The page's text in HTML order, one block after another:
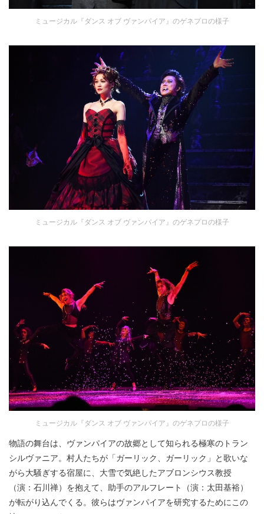
ミュージカル『ダンス オブ ヴァンパイア』のゲネプロの様子
ミュージカル『ダンス オブ ヴァンパイア』のゲネプロの様子
ミュージカル『ダンス オブ ヴァンパイア』のゲネプロの様子
物語の舞台は、ヴァンパイアの故郷として知られる極寒のトラン
シルヴァニア。村人たちが「ガーリック、ガーリック」と歌いな
がら大騒ぎする宿屋に、大雪で気絶したアブロンシウス教授
（演：石川禅）を抱えて、助手のアルフレート（演：太田基裕）
が転がり込んでくる。彼らはヴァンパイアを研究するためにこの